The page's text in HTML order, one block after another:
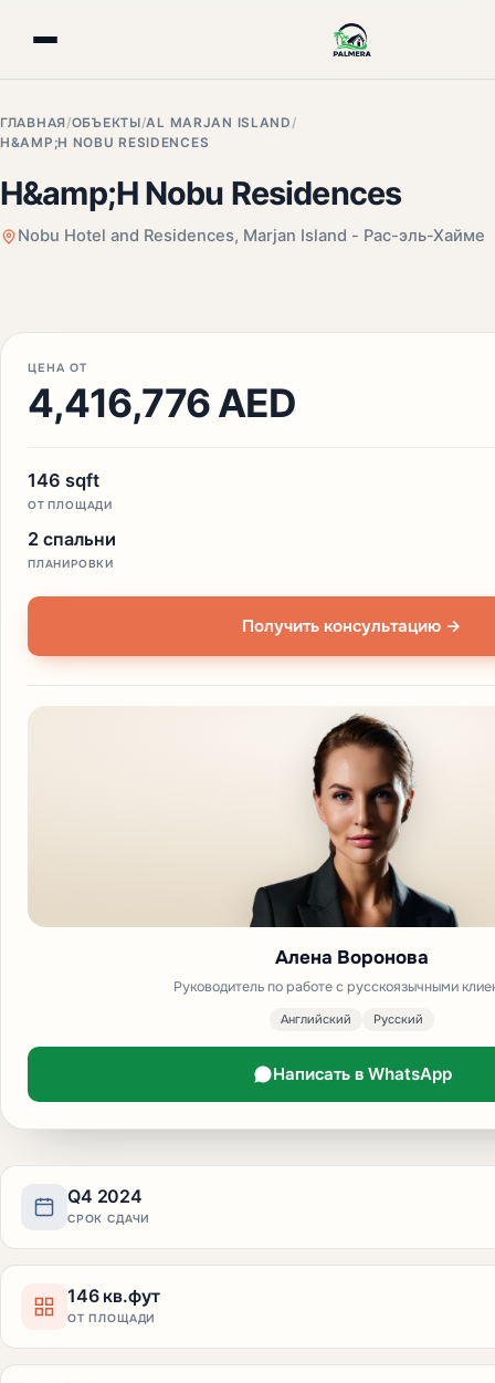
ГЛАВНАЯ /ОБЪЕКТЫ/AL MARJAN ISLAND /
H&AMP;H NOBU RESIDENCES
H&amp;H Nobu Residences
Nobu Hotel and Residences, Marjan Island - Рас-эль-Хайме
Q4 2024
СРОК СДАЧИ
146 кв.фут
ОТ ПЛОЩАДИ
ЦЕНА ОТ
4,416,776 AED
146 sqft
ОТ ПЛОЩАДИ
2 спальни
ПЛАНИРОВКИ
Получить консультацию →
Алена Воронова
Руководитель по работе с русскоязычными
Английский Русский
Написать в WhatsApp